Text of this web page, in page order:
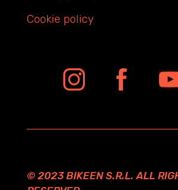
Cookie policy
© 2023 BIKEEN S.R.L. ALL